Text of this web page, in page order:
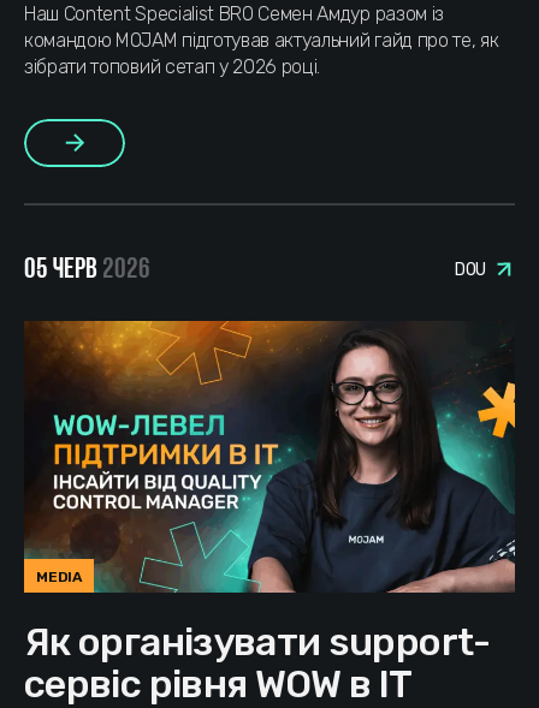
Наш Content Specialist BRO Семен Амдур разом із
командою MOJAM підготував актуальний гайд про те, як
зібрати топовий сетап у 2026 році.
05 ЧЕРВ2026 DOU
MEDIA
Як організувати support-
сервіс рівня WOW в IT